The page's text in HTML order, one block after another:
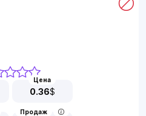
Цена
0.36$
Продаж